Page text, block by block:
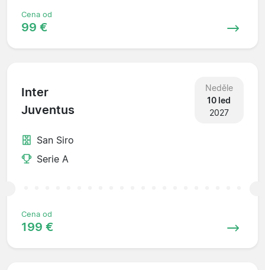
Cena od
99 €
Inter
Juventus
Neděle
10 led
2027
San Siro
Serie A
Cena od
199 €